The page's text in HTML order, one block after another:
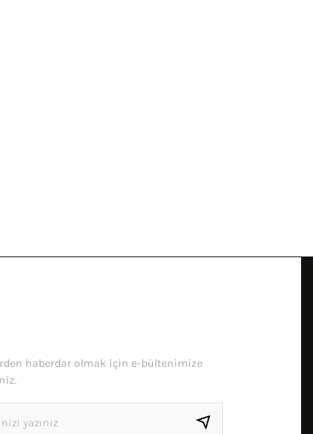
haberdar olmak için e-bültenimize